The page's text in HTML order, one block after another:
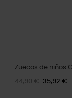
Zuecos de niños
44,90 € 35,92 €